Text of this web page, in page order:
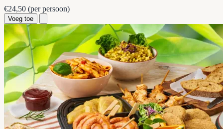
€24,50 (per persoon)
Voeg toe